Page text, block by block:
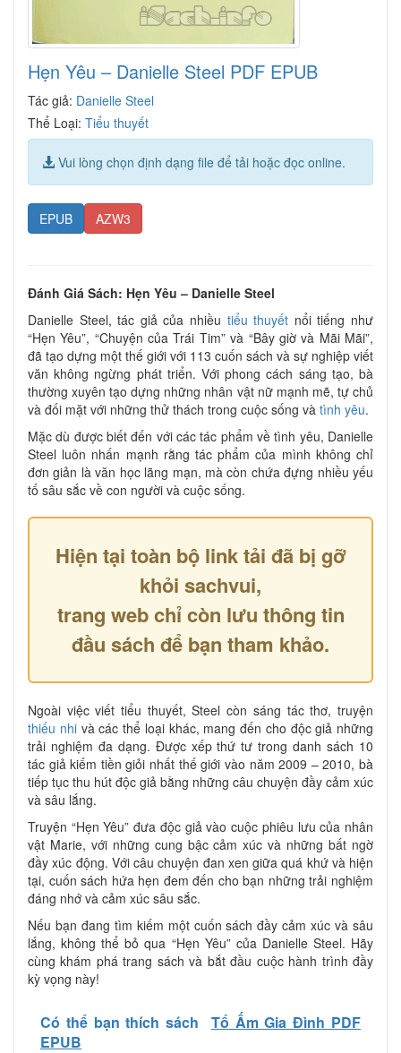
Hẹn Yêu – Danielle Steel PDF EPUB
Tác giả: Danielle Steel
Thể Loại: Tiểu thuyết
Vui lòng chọn định dạng file để tải hoặc đọc online.
EPUB AZW3
Đánh Giá Sách: Hẹn Yêu – Danielle Steel
Danielle Steel, tác giả của nhiều tiểu thuyết nổi tiếng như
“Hẹn Yêu”, “Chuyện của Trái Tim” và “Bây giờ và Mãi Mãi”,
đã tạo dựng một thế giới với 113 cuốn sách và sự nghiệp viết
văn không ngừng phát triển. Với phong cách sáng tạo, bà
thường xuyên tạo dựng những nhân vật nữ mạnh mẽ, tự chủ
và đối mặt với những thử thách trong cuộc sống và tình yêu.
Mặc dù được biết đến với các tác phẩm về tình yêu, Danielle
Steel luôn nhấn mạnh rằng tác phẩm của mình không chỉ
đơn giản là văn học lãng mạn, mà còn chứa đựng nhiều yếu
tố sâu sắc về con người và cuộc sống.
Hiện tại toàn bộ link tải đã bị gỡ
khỏi sachvui,
trang web chỉ còn lưu thông tin
đầu sách để bạn tham khảo.
Ngoài việc viết tiểu thuyết, Steel còn sáng tác thơ, truyện
thiếu nhivà các thể loại khác, mang đến cho độc giả những
trải nghiệm đa dạng. Được xếp thứ tư trong danh sách 10
tác giả kiếm tiền giỏi nhất thế giới vào năm 2009 – 2010, bà
tiếp tục thu hút độc giả bằng những câu chuyện đầy cảm xúc
và sâu lắng.
Truyện “Hẹn Yêu” đưa độc giả vào cuộc phiêu lưu của nhân
vật Marie, với những cung bậc cảm xúc và những bất ngờ
đầy xúc động. Với câu chuyện đan xen giữa quá khứ và hiện
tại, cuốn sách hứa hẹn đem đến cho bạn những trải nghiệm
đáng nhớ và cảm xúc sâu sắc.
Nếu bạn đang tìm kiếm một cuốn sách đầy cảm xúc và sâu
lắng, không thể bỏ qua “Hẹn Yêu” của Danielle Steel. Hãy
cùng khám phá trang sách và bắt đầu cuộc hành trình đầy
kỳ vọng này!
Có thể bạn thích sách
Tổ Ấm Gia Đình PDF
EPUB